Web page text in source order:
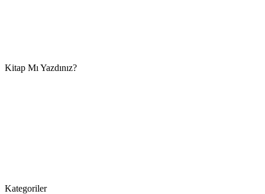
Kitap Mı Yazdınız?
Kategoriler